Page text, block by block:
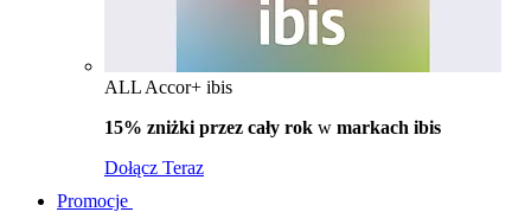
ALL Accor+ ibis
15% zniżki przez cały rok w markach ibis
Dołącz Teraz
Promocje